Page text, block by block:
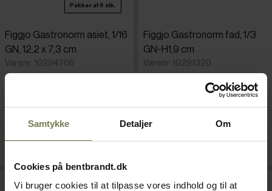
Samtykke Detaljer Om
Cookies på bentbrandt.dk
Vi bruger cookies til at tilpasse vores indhold og til at
Pakker af 6 stk.
Figgjo Gastronorm asiet, 1/16
GN, 12,2 x 7,3 cm
Varenr: 10294706
Figgjo Gastronorm fad, 1/3
GN-H1,9 cm
Varenr: 10291320
Din pris (ekskl. moms)
Omtanke Omtanke